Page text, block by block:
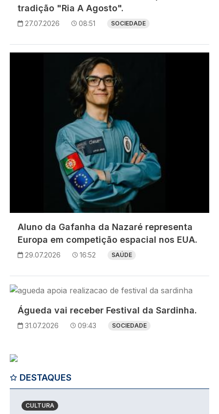
tradição "Ria A Agosto".
27.07.2026 08:51 SOCIEDADE
Aluno da Gafanha da Nazaré representa
Europa em competição espacial nos EUA.
29.07.2026 16:52 SAÚDE
Imagem
Águeda vai receber Festival da Sardinha.
31.07.2026 09:43 SOCIEDADE
DESTAQUES
CULTURA